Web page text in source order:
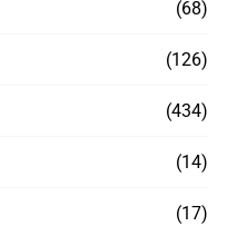
(68)
(126)
(434)
(14)
(17)